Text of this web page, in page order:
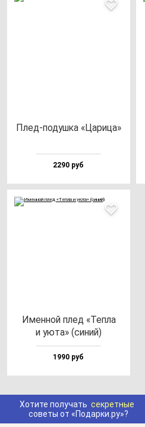
Плед-по­душ­ка «Цари­ца»
2290 руб
Имен­ной плед «Теп­ла
и уюта» (си­ний)
1990 руб
Хотите получать секретные
советы от «Подарки.ру»?